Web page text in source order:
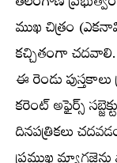
ముఖ చిత్రం
కచ్చితంగా చదవాలి.
ఈ రెండు
కరెంట్‌ అఫైర్స్‌
దినపత్రికలు